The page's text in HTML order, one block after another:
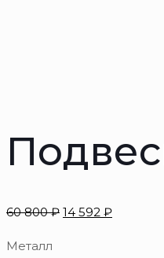
60 800₽ 14 592 ₽
Металл